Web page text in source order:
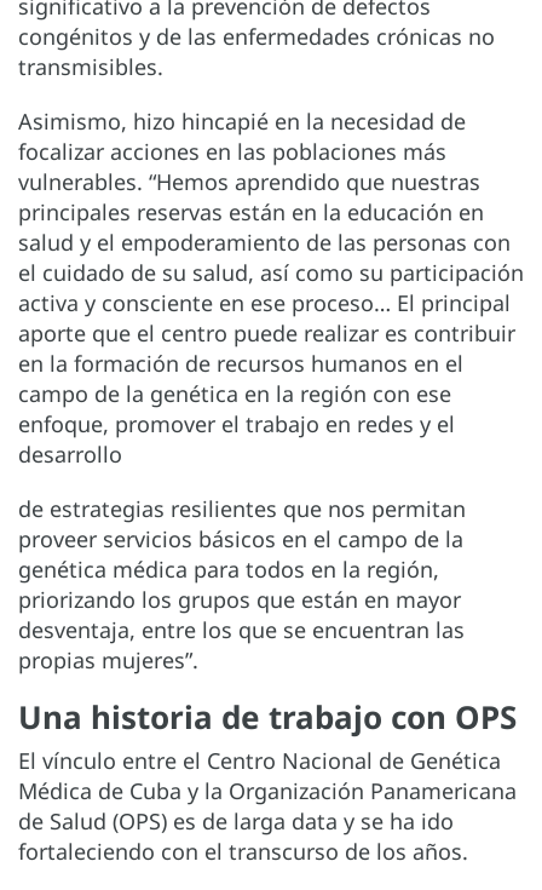
significativo a la prevención de defectos
congénitos y de las enfermedades crónicas no
transmisibles.
Asimismo, hizo hincapié en la necesidad de
focalizar acciones en las poblaciones más
vulnerables. “Hemos aprendido que nuestras
principales reservas están en la educación en
salud y el empoderamiento de las personas con
el cuidado de su salud, así como su participación
activa y consciente en ese proceso… El principal
aporte que el centro puede realizar es contribuir
en la formación de recursos humanos en el
campo de la genética en la región con ese
enfoque, promover el trabajo en redes y el
desarrollo
de estrategias resilientes que nos permitan
proveer servicios básicos en el campo de la
genética médica para todos en la región,
priorizando los grupos que están en mayor
desventaja, entre los que se encuentran las
propias mujeres”.
Una historia de trabajo con OPS
El vínculo entre el Centro Nacional de Genética
Médica de Cuba y la Organización Panamericana
de Salud (OPS) es de larga data y se ha ido
fortaleciendo con el transcurso de los años.